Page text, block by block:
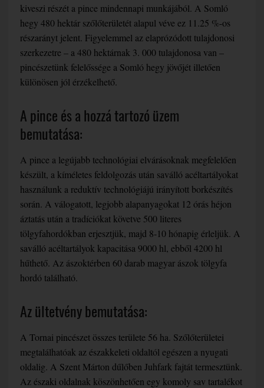
kiveszi részét a pince mindennapi munkájából. A Somló
hegy 480 hektár szőlőterületét alapul véve ez 11.25 %-os
részarányt jelent. Figyelemmel az elaprózódott tulajdonosi
szerkezetre – a 480 hektárnak 3. 000 tulajdonosa van –
pincészetünk felelőssége a Somló hegy jövőjét illetően
különösen jól érzékelhető.
A pince és a hozzá tartozó üzem
bemutatása:
A pince a legújabb technológiai elvárásoknak megfelelően
készült, a kíméletes feldolgozás után saválló acéltartályokat
használunk a reduktív technológiájú irányított borkészítés
során. A válogatott, legjobb alapanyagokat 12 órás héjon
áztatás után a tradíciókat követve 500 literes
tölgyfahordókban erjesztjük, majd 8-10 hónapig érleljük. A
saválló acéltartályok kapacitása 9000 hl, ebből 4200 hl
hűthető. Az ászoktérben 60 darab magyar ászok tölgyfa
hordó található.
Az ültetvény bemutatása:
A Tornai pincészet összes területe 56 ha. Szőlőterületei
megtalálhatóak az északkeleti oldaltól egészen a nyugati
oldalig. A Szent Márton dűlőben Juhfark fajtát termesztünk.
Az északi oldalnak köszönhetően egy komoly sav tartalékot